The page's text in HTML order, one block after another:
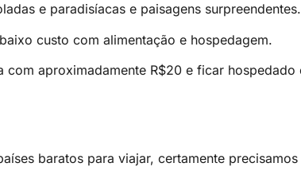
e paradisíacas e paisagens surpreendentes.
custo com alimentação e hospedagem.
aproximadamente R$20 e ficar hospedado
baratos para viajar, certamente precisamos